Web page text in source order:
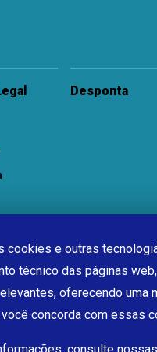
Desponta
cookies e outras
técnico das páginas
oferecendo uma
concorda com essas